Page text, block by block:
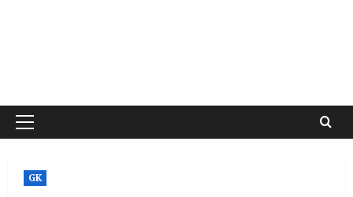
Primary
GK